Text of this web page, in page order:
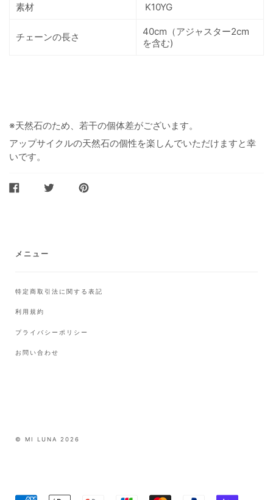
素材 K10YG
チェーンの長さ
40cm（アジャスター2cm
を含む)
※天然石のため、若干の個体差がございます。
アップサイクルの天然石の個性を楽しんでいただけますと幸
いです。
FACEBOOKTWITTER PINTEREST
メニュー
特定商取引法に関する表記
利用規約
プライバシーポリシー
お問い合わせ
© MI LUNA 2026